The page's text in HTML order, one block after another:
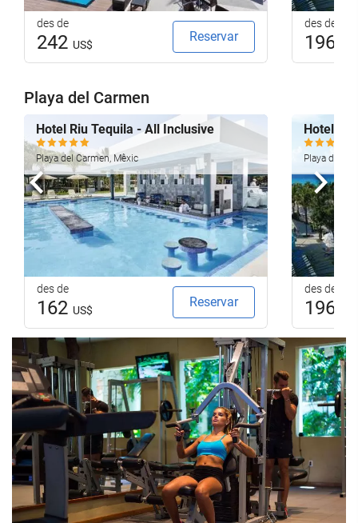
des de
242 US$
Reservar
des de
196
Playa del Carmen
Hotel Riu Tequila - All Inclusive
Playa del Carmen, Mèxic
des de
162 US$
Reservar
Hotel
Playa del
des de
196
Anterior